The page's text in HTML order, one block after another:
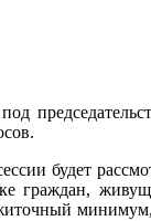
будет
граждан,